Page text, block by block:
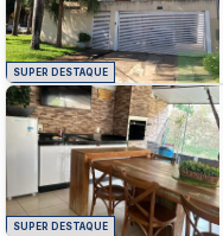
SUPER DESTAQUE
SUPER DESTAQUE